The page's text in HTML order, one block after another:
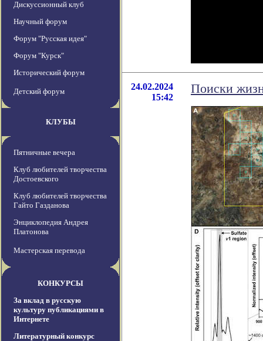
Дискуссионный клуб
Научный форум
Форум "Русская идея"
Форум "Курск"
Исторический форум
Детский форум
КЛУБЫ
Пятничные вечера
Клуб любителей творчества
Достоевского
Клуб любителей творчества
Гайто Газданова
Энциклопедия Андрея
Платонова
Мастерская перевода
КОНКУРСЫ
За вклад в русскую
культуру публикациями в
Интернете
Литературный конкурс
24.02.2024
15:42
Поиски